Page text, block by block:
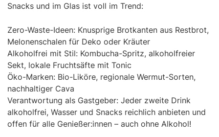
Snacks und im Glas ist voll im Trend:
Zero-Waste-Ideen: Knusprige Brotkanten aus Restbrot,
Melonenschalen für Deko oder Kräuter
Alkoholfrei mit Stil: Kombucha-Spritz, alkoholfreier
Sekt, lokale Fruchtsäfte mit Tonic
Öko-Marken: Bio-Liköre, regionale Wermut-Sorten,
nachhaltiger Cava
Verantwortung als Gastgeber: Jeder zweite Drink
alkoholfrei, Wasser und Snacks reichlich anbieten und
offen für alle Genießer:innen – auch ohne Alkohol!